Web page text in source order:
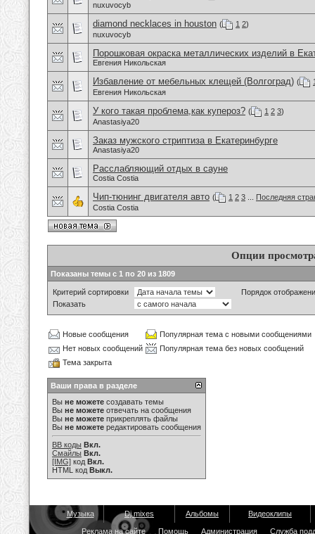
nuxuvocyb
diamond necklaces in houston ( 1 2)
nuxuvocyb
Порошковая окраска металлических изделий в
Евгения Никольская
Избавление от мебельных клещей (Волгоград) (
Евгения Никольская
У кого такая проблема,как купероз? ( 1 2 3)
Anastasiya20
Заказ мужского стриптиза в Екатеринбурге
Anastasiya20
Расслабляющий отдых в сауне
Costia Costia
Чип-тюнинг двигателя авто ( 1 2 3
Последняя
Costia Costia
Опции
Показаны темы с 1 по 20 из 1809
Критерий сортировки
Порядок
Показать
Новые сообщения
Популярная тема с новыми сообщениями
Нет новых сообщений
Популярная тема без новых сообщений
Тема закрыта
Ваши права в разделе
Вы не можете создавать темы
Вы не можете отвечать на сообщения
Вы не можете прикреплять файлы
Вы не можете редактировать сообщения
BB коды Вкл.
Смайлы Вкл.
[IMG] код Вкл.
HTML код Выкл.
Музыка Dj mixes Альбомы Видеоклипы
Реклама на сайте Помощь Администрация Служба